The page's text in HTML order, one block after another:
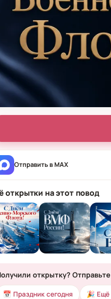
Отправить в MAX
открытки на этот повод
открытку?
📅 Праздник сегодня 🎉 Ещё